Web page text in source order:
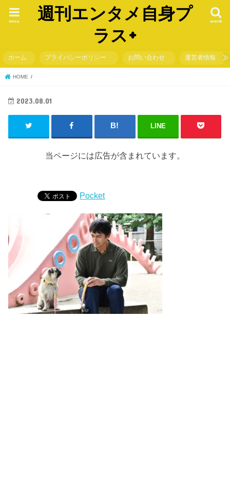
週刊エンタメ自身プ
ラス+
search
menu
ホーム プライバシーポリシー お問い合わせ 運営者情報
HOME
2023.08.01
LINE
当ページには広告が含まれています。
Pocket